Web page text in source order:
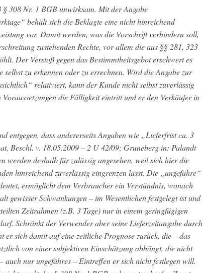
§ 308 Nr. 1 BGB unwirksam. Mit der Angabe
behält sich die Beklagte eine nicht hinreichend
vor. Damit werden, was die Vorschrift verhindern soll,
zustehenden Rechte, vor allem die aus §§ 281, 323
Der Verstoß gegen das Bestimmtheitsgebot erschwert es
selbst zu erkennen oder zu errechnen. Wird die Angabe zur
relativiert, kann der Kunde nicht selbst zuverlässig
die Fälligkeit eintritt und er den Verkäufer in
entgegen, dass andererseits Angaben wie „Lieferfrist ca. 3
Beschl. v. 18.05.2009 – 2 U 42/09; Gruneberg in: Palandt
werden deshalb für zulässig angesehen, weil sich hier die
hinreichend zuverlässig eingrenzen lässt. Die „ungefähre“
ermöglicht dem Verbraucher ein Verständnis, wonach
gewisser Schwankungen – im Wesentlichen festgelegt ist und
Zeitrahmen (z.B. 3 Tage) nur in einem geringfügigen
Schränkt der Verwender aber seine Lieferzeitangabe durch
er sich damit auf eine zeitliche Prognose zurück, die – das
von einer subjektiven Einschätzung abhängt, die nicht
auch nur ungefähres – Eintreffen er sich nicht festlegen will.